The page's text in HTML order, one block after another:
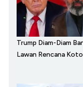
Trump Diam-Diam
Lawan Rencana